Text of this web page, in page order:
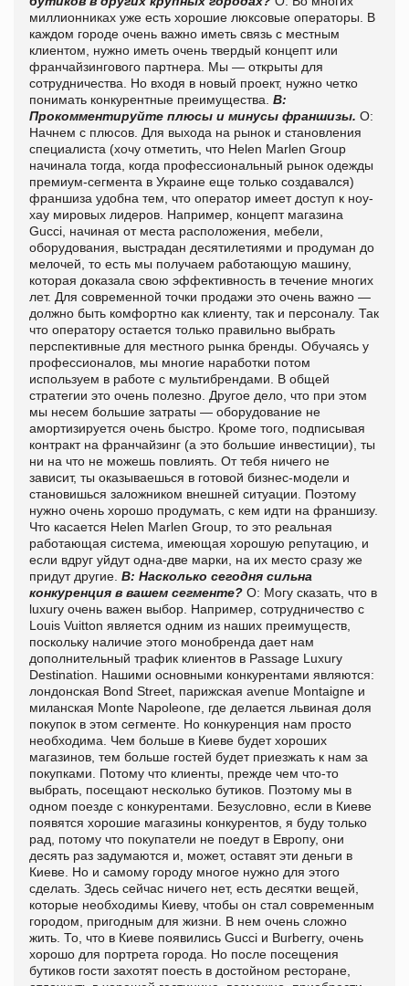
миллионниках уже есть хорошие люксовые операторы. В
каждом городе очень важно иметь связь с местным
клиентом, нужно иметь очень твердый концепт или
франчайзингового партнера. Мы — открыты для
сотрудничества. Но входя в новый проект, нужно четко
понимать конкурентные преимущества. В:
Прокомментируйте плюсы и минусы франшизы. О:
Начнем с плюсов. Для выхода на рынок и становления
специалиста (хочу отметить, что Helen Marlen Group
начинала тогда, когда профессиональный рынок одежды
премиум-сегмента в Украине еще только создавался)
франшиза удобна тем, что оператор имеет доступ к ноу-
хау мировых лидеров. Например, концепт магазина
Gucci, начиная от места расположения, мебели,
оборудования, выстрадан десятилетиями и продуман до
мелочей, то есть мы получаем работающую машину,
которая доказала свою эффективность в течение многих
лет. Для современной точки продажи это очень важно —
должно быть комфортно как клиенту, так и персоналу. Так
что оператору остается только правильно выбрать
перспективные для местного рынка бренды. Обучаясь у
профессионалов, мы многие наработки потом
используем в работе с мультибрендами. В общей
стратегии это очень полезно. Другое дело, что при этом
мы несем большие затраты — оборудование не
амортизируется очень быстро. Кроме того, подписывая
контракт на франчайзинг (а это большие инвестиции), ты
ни на что не можешь повлиять. От тебя ничего не
зависит, ты оказываешься в готовой бизнес-модели и
становишься заложником внешней ситуации. Поэтому
нужно очень хорошо продумать, с кем идти на франшизу.
Что касается Helen Marlen Group, то это реальная
работающая система, имеющая хорошую репутацию, и
если вдруг уйдут одна-две марки, на их место сразу же
придут другие. В: Насколько сегодня сильна
конкуренция в вашем сегменте? О: Могу сказать, что в
luxury очень важен выбор. Например, сотрудничество с
Louis Vuitton является одним из наших преимуществ,
поскольку наличие этого монобренда дает нам
дополнительный трафик клиентов в Passage Luxury
Destination. Нашими основными конкурентами являются:
лондонская Bond Street, парижская avenue Montaigne и
миланская Monte Napoleone, где делается львиная доля
покупок в этом сегменте. Но конкуренция нам просто
необходима. Чем больше в Киеве будет хороших
магазинов, тем больше гостей будет приезжать к нам за
покупками. Потому что клиенты, прежде чем что-то
выбрать, посещают несколько бутиков. Поэтому мы в
одном поезде с конкурентами. Безусловно, если в Киеве
появятся хорошие магазины конкурентов, я буду только
рад, потому что покупатели не поедут в Европу, они
десять раз задумаются и, может, оставят эти деньги в
Киеве. Но и самому городу многое нужно для этого
сделать. Здесь сейчас ничего нет, есть десятки вещей,
которые необходимы Киеву, чтобы он стал современным
городом, пригодным для жизни. В нем очень сложно
жить. То, что в Киеве появились Gucci и Burberry, очень
хорошо для портрета города. Но после посещения
бутиков гости захотят поесть в достойном ресторане,